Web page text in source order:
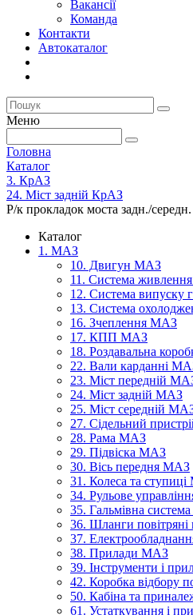
Вакансії
Команда
Контакти
Автокаталог
Меню
Головна
Каталог
3. КрАЗ
24. Міст задній КрАЗ
Р/к прокладок моста задн./
Каталог
1. МАЗ
10. Двигун МАЗ
11. Система
12. Система випуску
13. Система
16. Зчеплення МАЗ
17. КПП МАЗ
18. Роздавальна
22. Вали карданні
23. Міст передній
24. Міст задній МАЗ
25. Міст середній
27. Сідельний
28. Рама МАЗ
29. Підвіска МАЗ
30. Вісь передня МАЗ
31. Колеса та
34. Рульове
35. Гальмівна
36. Шланги
37.
38. Прилади МАЗ
39. Інструменти і
42. Коробка відбору
50. Кабіна та
61. Устаткування і